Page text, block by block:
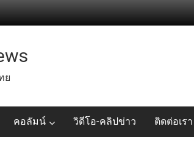
ย
คอลัมน์ วิดีโอ-คลิปข่าว ติดต่อเรา